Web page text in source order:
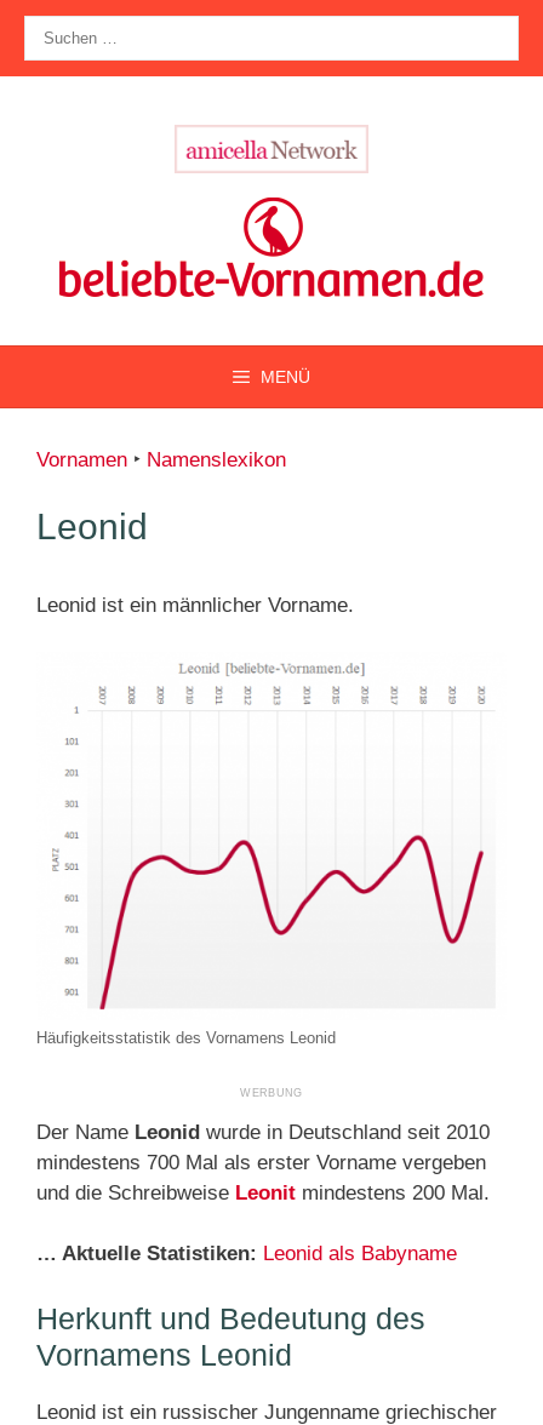
Zum
Inhalt
springen
nach:
MENÜ
Vornamen ‣ Namenslexikon
Leonid
Leonid ist ein männlicher Vorname.
Häufigkeitsstatistik des Vornamens Leonid
Der Name Leonid wurde in Deutschland seit 2010
mindestens 700 Mal als erster Vorname vergeben
und die Schreibweise Leonit mindestens 200 Mal.
… Aktuelle Statistiken: Leonid als Babyname
Herkunft und Bedeutung des
Vornamens Leonid
Leonid ist ein russischer Jungenname griechischer